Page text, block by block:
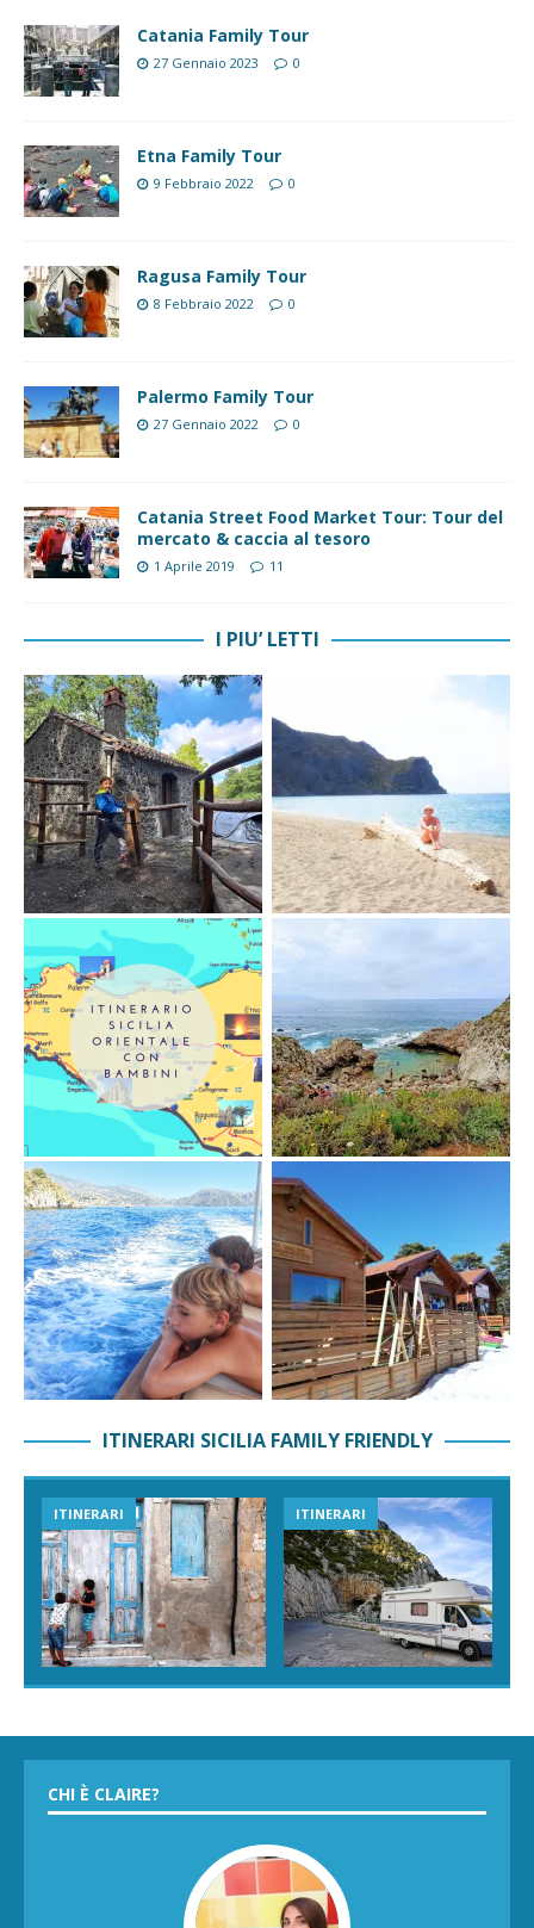
Catania Family Tour
27 Gennaio 2023 0
Etna Family Tour
9 Febbraio 2022 0
Ragusa Family Tour
8 Febbraio 2022 0
Palermo Family Tour
27 Gennaio 2022 0
Catania Street Food Market Tour: Tour del
mercato & caccia al tesoro
1 Aprile 2019 11
I PIU’ LETTI
ITINERARI SICILIA FAMILY FRIENDLY
ITINERARI ITINERARI
CHI È CLAIRE?